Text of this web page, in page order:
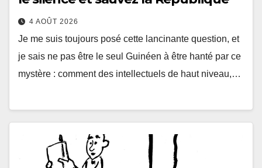
4 AOÛT 2026
Je me suis toujours posé cette lancinante question, et
je sais ne pas être le seul Guinéen à être hanté par ce
mystère : comment des intellectuels de haut niveau,…